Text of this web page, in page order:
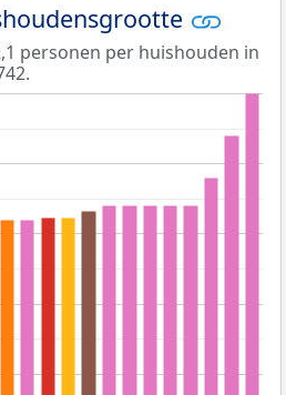
personen per huishouden in